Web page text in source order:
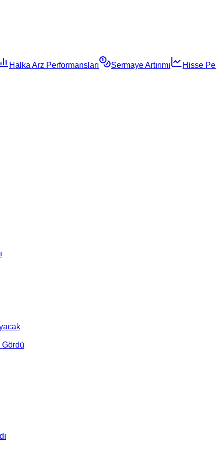
Halka Arz Performansları Sermaye Artırımı Hisse